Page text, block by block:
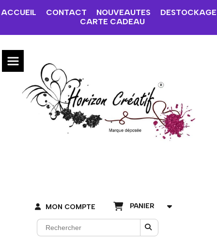
ACCUEIL CONTACT NOUVEAUTES
DESTOCKAGE
CARTE CADEAU
MON COMPTE PANIER